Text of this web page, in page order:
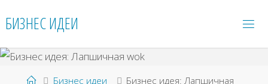
БИЗНЕС ИДЕИ
ГлавнаяБизнес идеи
Бизнес идея: Лапшичная